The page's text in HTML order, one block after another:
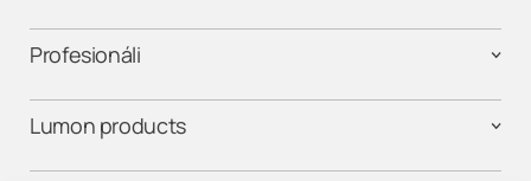
Profesionáli
Lumon products